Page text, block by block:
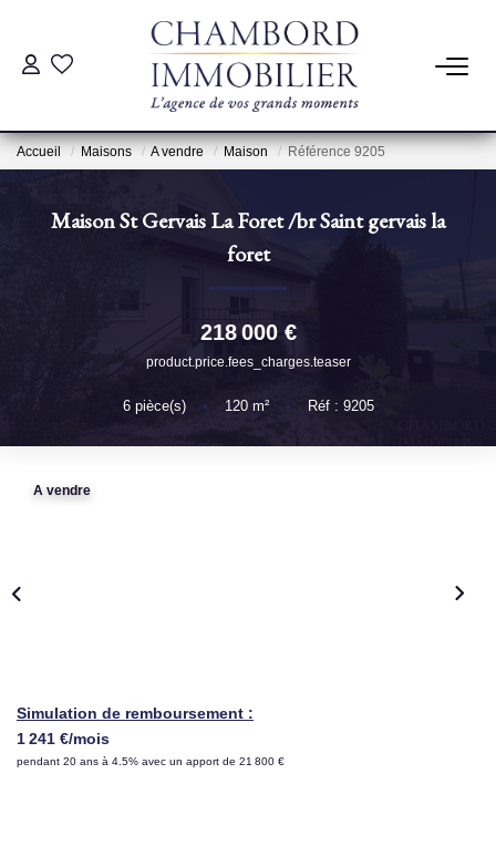
ACHAT
ESTIMATION
Estimation Par Un Professionnel
GESTION
Nos Témoignages
Accueil Maisons A vendre Maison Référence 9205
Maison St Gervais La Foret/brSaint gervais la
foret
218 000 €
product.price.fees_charges.teaser
6pièce(s) • 120m² • Réf : 9205
A vendre
Simulation de remboursement :
1 241 €/mois
pendant 20 ans à 4.5% avec un apport de 21 800 €